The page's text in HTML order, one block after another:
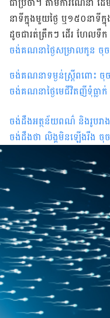
នាទី​ក្នុង​មួយ​ថ្ងៃ ឬ១៥០​នាទី​
ដូច​ជា​រត់ត្រឹកៗ ដើរ ហែលទឹ
ចង់គណនាថ្ងៃសម្រាលកូន ចុច
ចង់គណនាទម្ងន់ស្រ្តីពពោះ ចុ
ចង់គណនាថ្ងៃមេជីវិតញីទុំធ្លា
ចង់ដឹងអត្ថន័យពណ៌ និងរូបរា
ចង់ដឹងថា លិង្គមិនឡើងរឹង ចុ